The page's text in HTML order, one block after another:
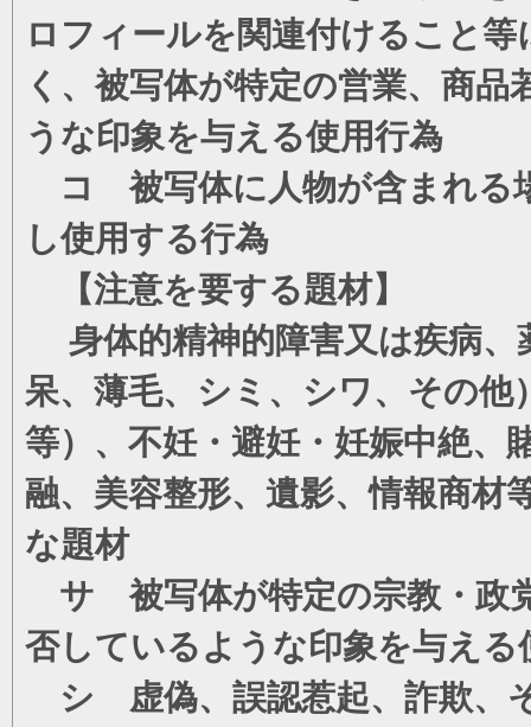
ロフィールを関連付けること
く、被写体が特定の営業、商
うな印象を与える使用行為
コ 被写体に人物が含まれる
し使用する行為
【注意を要する題材】
身体的精神的障害又は疾病、
呆、薄毛、シミ、シワ、その他
等）、不妊・避妊・妊娠中絶、
融、美容整形、遺影、情報商材
な題材
サ 被写体が特定の宗教・政
否しているような印象を与える
シ 虚偽、誤認惹起、詐欺、